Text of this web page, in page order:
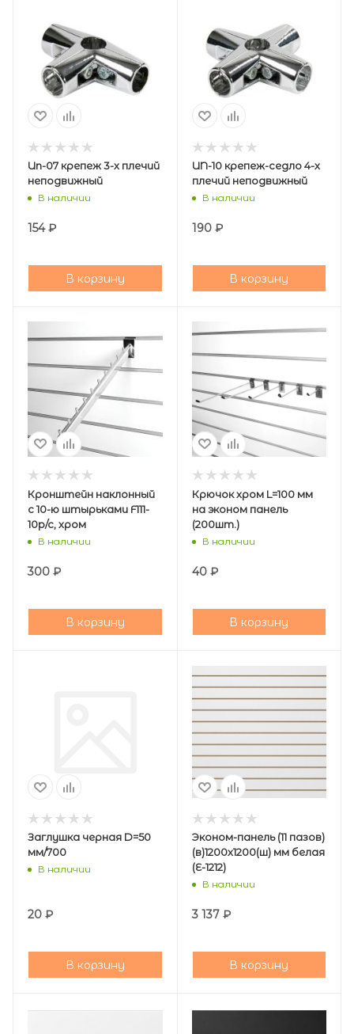
Un-07 крепеж 3-х плечий
неподвижный
В наличии
154₽
В корзину
UN-10 крепеж-седло 4-х
плечий неподвижный
В наличии
190₽
В корзину
Кронштейн наклонный
с 10-ю штырьками F111-
10p/c, хром
В наличии
300 ₽
В корзину
Крючок хром L=100 мм
на эконом панель
(200шт.)
В наличии
40₽
В корзину
Заглушка черная D=50
мм/700
В наличии
20 ₽
В корзину
Эконом-панель (11 пазов)
(в)1200х1200(ш) мм белая
(E-1212)
В наличии
3 137₽
В корзину